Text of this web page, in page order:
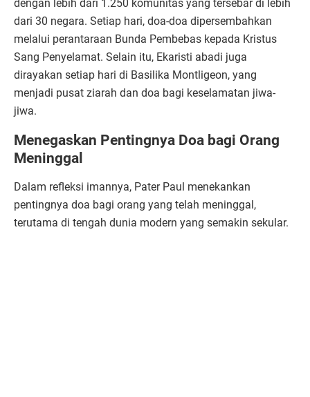
dengan lebih dari 1.250 komunitas yang tersebar di lebih
dari 30 negara. Setiap hari, doa-doa dipersembahkan
melalui perantaraan Bunda Pembebas kepada Kristus
Sang Penyelamat. Selain itu, Ekaristi abadi juga
dirayakan setiap hari di Basilika Montligeon, yang
menjadi pusat ziarah dan doa bagi keselamatan jiwa-
jiwa.
Menegaskan Pentingnya Doa bagi Orang
Meninggal
Dalam refleksi imannya, Pater Paul menekankan
pentingnya doa bagi orang yang telah meninggal,
terutama di tengah dunia modern yang semakin sekular.